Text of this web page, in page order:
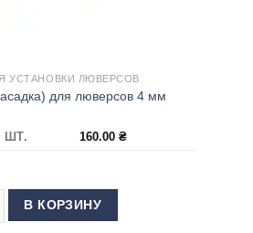
УСТАНОВКИ ЛЮВЕРСОВ
для люверсов 4 мм
ШТ. 160.00₴
товара Матрица (насадка) для люверсов
В КОРЗИНУ